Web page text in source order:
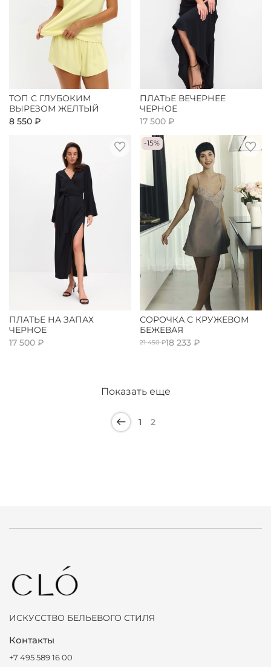
ТОП С ГЛУБОКИМ
ВЫРЕЗОМ ЖЕЛТЫЙ
8 550 ₽
ПЛАТЬЕ ВЕЧЕРНЕЕ
ЧЕРНОЕ
17 500 ₽
ПЛАТЬЕ НА ЗАПАХ
ЧЕРНОЕ
17 500 ₽
-15%
СОРОЧКА С КРУЖЕВОМ
БЕЖЕВАЯ
21 450 ₽18 233 ₽
Показать еще
1 2
ИСКУССТВО БЕЛЬЕВОГО СТИЛЯ
Контакты
+7 495 589 16 00